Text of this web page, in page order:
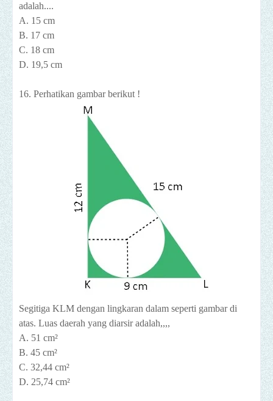
adalah....
A. 15 cm
B. 17 cm
C. 18 cm
D. 19,5 cm
16. Perhatikan gambar berikut !
Segitiga KLM dengan lingkaran dalam seperti gambar di
atas. Luas daerah yang diarsir adalah,,,,
A. 51 cm²
B. 45 cm²
C. 32,44 cm²
D. 25,74 cm²